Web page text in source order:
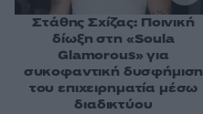
Στάθης Σχίζας: Ποινική
δίωξη στη «Soula
Glamorous» για
συκοφαντική δυσφήμιση
του επιχειρηματία μέσω
διαδικτύου